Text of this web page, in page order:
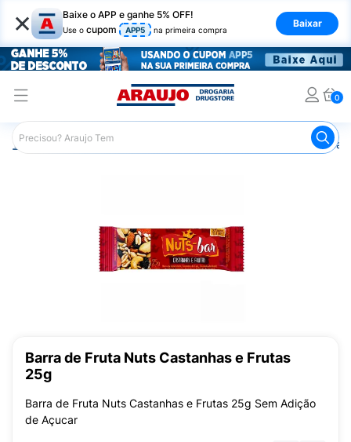
× Baixe o APP e ganhe 5% OFF!
Use o cupom APP5 na primeira compra
Baixar
0
Araujo Nutrição Saudável Barra de Cereal
Barra de Fruta Nuts Castanhas e Frutas
25g
Barra de Fruta Nuts Castanhas e Frutas 25g Sem Adição
de Açucar